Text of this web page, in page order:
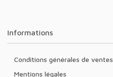
Informations
Conditions générales de ventes
Mentions légales